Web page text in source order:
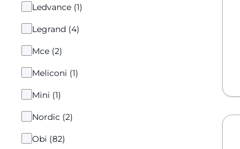
Ledvance (1)
Legrand (4)
Mce (2)
Meliconi (1)
Mini (1)
Nordic (2)
Obi (82)